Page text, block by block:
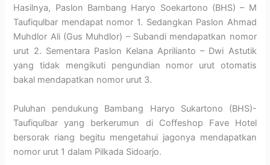
Hasilnya, Paslon Bambang Haryo Soekartono (BHS) – M
Taufiqulbar mendapat nomor 1. Sedangkan Paslon Ahmad
Muhdlor Ali (Gus Muhdlor) – Subandi mendapatkan nomor
urut 2. Sementara Paslon Kelana Aprilianto – Dwi Astutik
yang tidak mengikuti pengundian nomor urut otomatis
bakal mendapatkan nomor urut 3.
Puluhan pendukung Bambang Haryo Sukartono (BHS)-
Taufiqulbar yang berkerumun di Coffeshop Fave Hotel
bersorak riang begitu mengetahui jagonya mendapatkan
nomor urut 1 dalam Pilkada Sidoarjo.